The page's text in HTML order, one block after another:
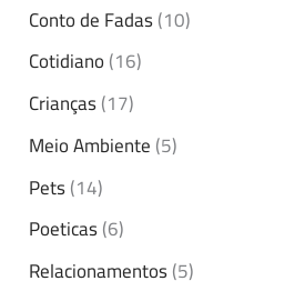
Conto de Fadas(10)
Cotidiano(16)
Crianças(17)
Meio Ambiente(5)
Pets(14)
Poeticas(6)
Relacionamentos(5)